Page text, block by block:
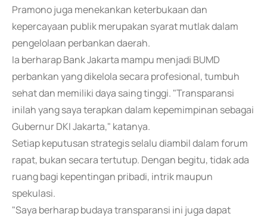
Pramono juga menekankan keterbukaan dan
kepercayaan publik merupakan syarat mutlak dalam
pengelolaan perbankan daerah.
Ia berharap Bank Jakarta mampu menjadi BUMD
perbankan yang dikelola secara profesional, tumbuh
sehat dan memiliki daya saing tinggi. "Transparansi
inilah yang saya terapkan dalam kepemimpinan sebagai
Gubernur DKI Jakarta," katanya.
Setiap keputusan strategis selalu diambil dalam forum
rapat, bukan secara tertutup. Dengan begitu, tidak ada
ruang bagi kepentingan pribadi, intrik maupun
spekulasi.
"Saya berharap budaya transparansi ini juga dapat